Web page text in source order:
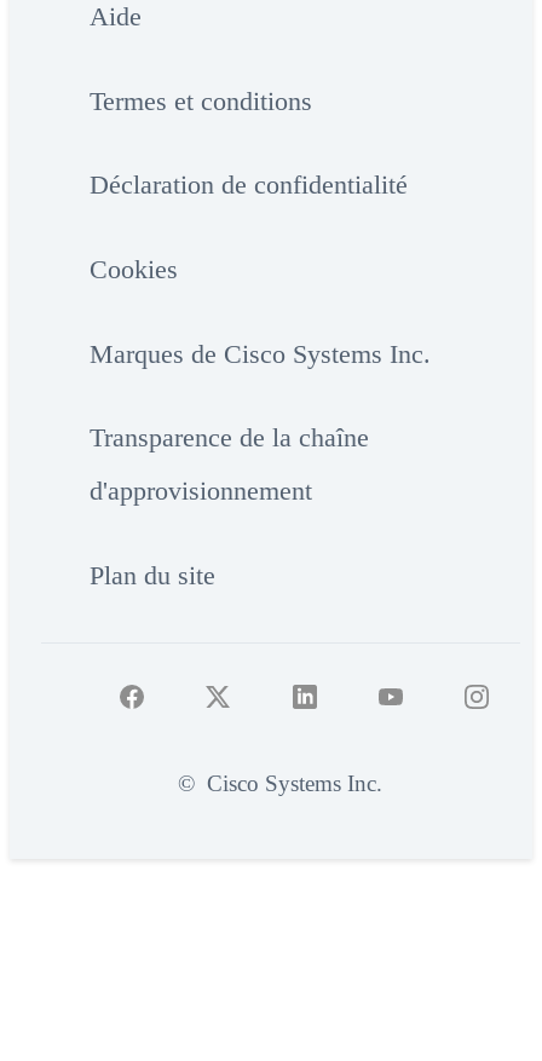
Aide
Termes et conditions
Déclaration de confidentialité
Cookies
Marques de Cisco Systems Inc.
Transparence de la chaîne
d'approvisionnement
Plan du site
© Cisco Systems Inc.